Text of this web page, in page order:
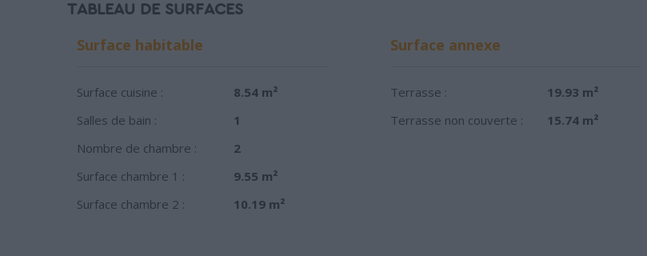
TABLEAU DE SURFACES
Surface habitable
Surface cuisine :
8.54 m²
Salles de bain :
1
Nombre de chambre :
2
Surface chambre 1 :
9.55 m²
Surface chambre 2 :
10.19 m²
Surface annexe
Terrasse :
19.93 m²
Terrasse non couverte :
15.74 m²